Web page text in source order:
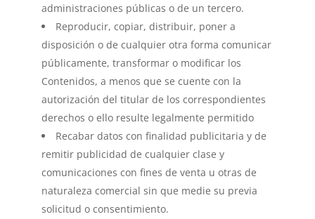
administraciones públicas o de un tercero.
Reproducir, copiar, distribuir, poner a
disposición o de cualquier otra forma comunicar
públicamente, transformar o modificar los
Contenidos, a menos que se cuente con la
autorización del titular de los correspondientes
derechos o ello resulte legalmente permitido
Recabar datos con finalidad publicitaria y de
remitir publicidad de cualquier clase y
comunicaciones con fines de venta u otras de
naturaleza comercial sin que medie su previa
solicitud o consentimiento.